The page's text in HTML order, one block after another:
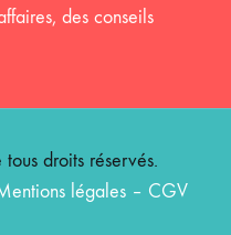
des conseils
droits réservés.
légales – CGV